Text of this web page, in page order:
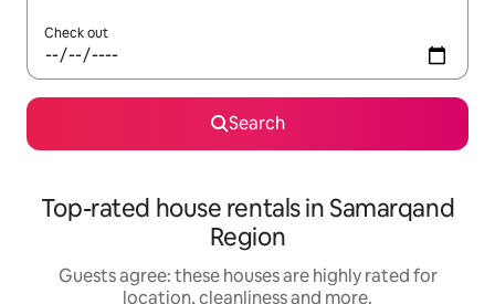
Check out
Search
Top-rated house rentals in Samarqand
Region
Guests agree: these houses are highly rated for
location, cleanliness and more.